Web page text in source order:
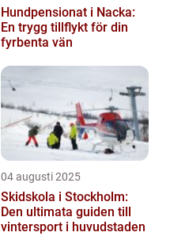
Hundpensionat i Nacka:
En trygg tillflykt för din
fyrbenta vän
04 augusti 2025
Skidskola i Stockholm:
Den ultimata guiden till
vintersport i huvudstaden